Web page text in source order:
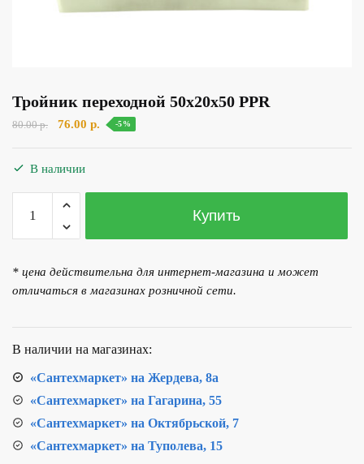
Тройник переходной 50х20х50 PPR
80.00р.
Первоначальная
76.00 р. Текущая
-5%
В наличии
Количество
товара
Тройник
50х20х50
PPR
Купить
* цена действительна для интернет-магазина и может
отличаться в магазинах розничной сети.
В наличии на магазинах:
«Сантехмаркет» на Жердева, 8а
«Сантехмаркет» на Гагарина, 55
«Сантехмаркет» на Октябрьской, 7
«Сантехмаркет» на Туполева, 15